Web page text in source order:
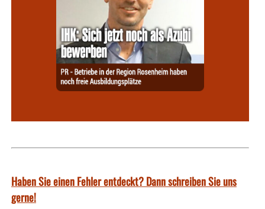
Haben Sie einen Fehler entdeckt? Dann schreiben Sie uns
gerne!